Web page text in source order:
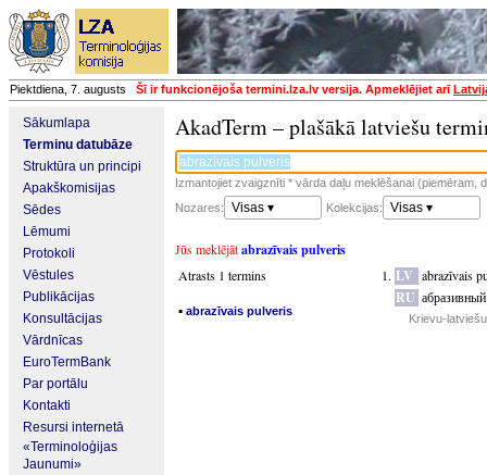
Piektdiena, 7. augusts Šī ir funkcionējoša termini.lza.lv versija. Apmeklējiet arī
Sākumlapa
Terminu datubāze
Struktūra un principi
Apakškomisijas
Sēdes
Lēmumi
Protokoli
Vēstules
Publikācijas
Konsultācijas
Vārdnīcas
EuroTermBank
Par portālu
Kontakti
Resursi internetā
«Terminoloģijas
Jaunumi»
AkadTerm – plašākā latviešu
Izmantojiet zvaigznīti * vārda daļu meklēšanai (piemēram,
Nozares:
Visas ▾ Kolekcijas: Visas ▾
Jūs meklējātabrazīvais pulveris
Atrasts 1 termins
▪ abrazīvais pulveris
LV abrazīvais
RU
Krievu-